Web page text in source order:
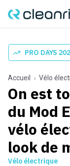
PRO DAYS
Accueil Vélo
On est
du Mod
vélo
look de
Vélo électrique